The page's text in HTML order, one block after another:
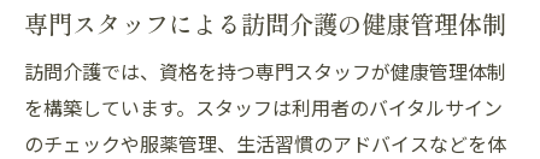
訪問介護なら自宅で叶う安心サポート
訪問介護で実現する自宅での安心サポート
自宅で受ける訪問介護がもたらす利便性
専門スタッフによる訪問介護の健康管理体制
訪問介護では、資格を持つ専門スタッフが健康管理体制
を構築しています。スタッフは利用者のバイタルサイン
のチェックや服薬管理、生活習慣のアドバイスなどを体